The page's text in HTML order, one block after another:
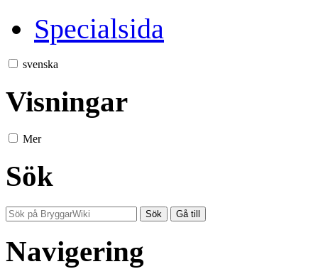
Specialsida
svenska
Visningar
Mer
Sök
Navigering